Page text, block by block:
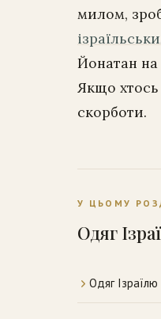
милом,
Йонатан на
Якщо хтось
скорботи.
У ЦЬОМУ
Одяг
Одяг Ізраїлю